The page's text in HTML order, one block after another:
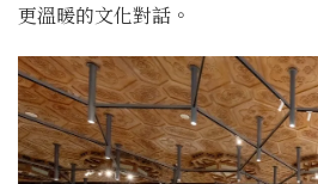
更溫暖的文化對話。